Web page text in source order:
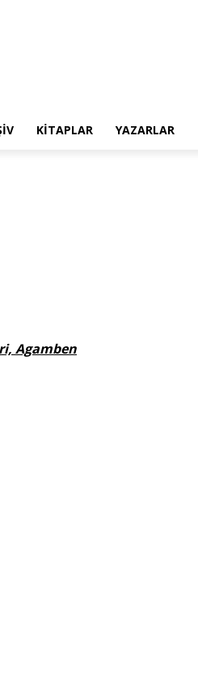
KITAPLAR YAZARLAR
Agamben